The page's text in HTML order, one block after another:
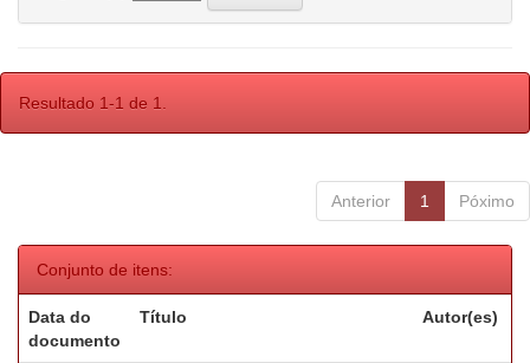
Resultado 1-1 de 1.
Anterior 1 Póximo
Conjunto de itens:
Data do
documento
Título Autor(es)